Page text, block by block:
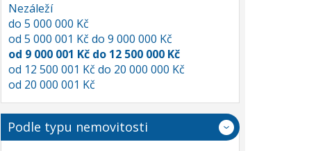
Nezáleží
do 5 000 000 Kč
od 5 000 001 Kč do 9 000 000 Kč
od 9 000 001 Kč do 12 500 000 Kč
od 12 500 001 Kč do 20 000 000 Kč
od 20 000 001 Kč
Podle typu nemovitosti